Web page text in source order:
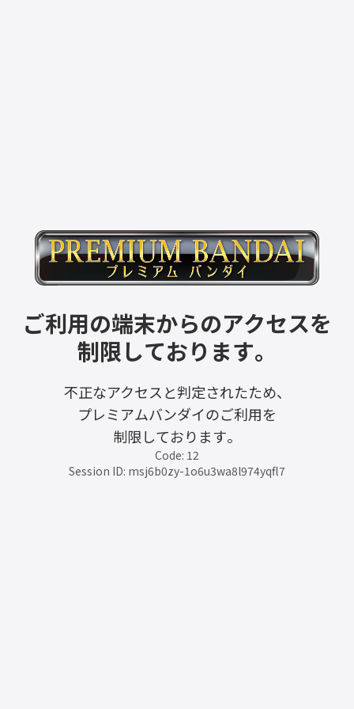
ご利用の端末からのアクセスを
制限しております。
不正なアクセスと判定されたため、
プレミアムバンダイのご利用を
制限しております。
Code: 12
Session ID: msj6b0zy-1o6u3wa8l974yqfl7